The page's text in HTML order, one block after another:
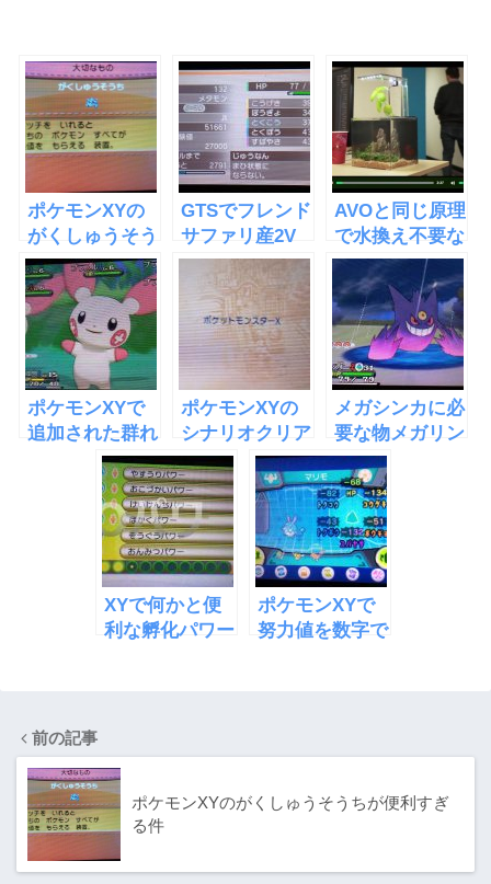
ポケモンXYの
がくしゅうそう
ちが便利すぎる
件
GTSでフレンド
サファリ産2V
メタモンゲット
AVOと同じ原理
で水換え不要な
水槽
「EcoQube
C」
ポケモンXYで
追加された群れ
ポケモンXYの
シナリオクリア
のとても参考に
なる動画
メガシンカに必
要な物メガリン
グとメガストー
ン
XYで何かと便
利な孵化パワー
ポケモンXYで
努力値を数字で
前の記事
ポケモンXYのがくしゅうそうちが便利すぎ
る件